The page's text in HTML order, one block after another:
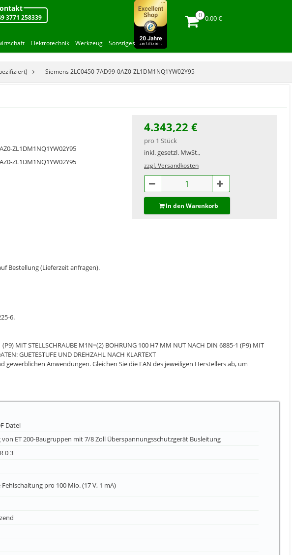
3771 258339 0,00 €
Elektrotechnik Werkzeug Sonstiges
Siemens 2LC0450-7AD99-0AZ0-ZL1DM1NQ1YW02Y95
ZL1DM1NQ1YW02Y95
ZL1DM1NQ1YW02Y95
Bestellung (Lieferzeit anfragen).
4.343,22 €
pro 1 Stück
inkl. gesetzl. MwSt.,
zzgl. Versandkosten
In den Warenkorb
6.
MIT STELLSCHRAUBE M1N=(2) BOHRUNG 100 H7 MM NUT NACH DIN 6885-1 (P9) MIT
GUETESTUFE UND DREHZAHL NACH KLARTEXT
Anwendungen. Gleichen Sie die EAN des jeweiligen Herstellers ab, um
Datei
ET 200-Baugruppen mit 7/8 Zoll Überspannungsschutzgerät Busleitung
0 3
Fehlschaltung pro 100 Mio. (17 V, 1 mA)